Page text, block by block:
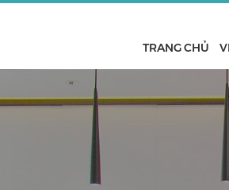
TRANG CHỦ